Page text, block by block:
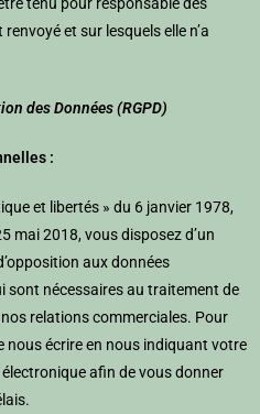
et sur lesquels elle n’a
des Données (RGPD)
:
et libertés » du 6 janvier 1978,
mai 2018, vous disposez d’un
aux données
sont nécessaires au traitement de
relations commerciales. Pour
nous écrire en nous indiquant votre
afin de vous donner